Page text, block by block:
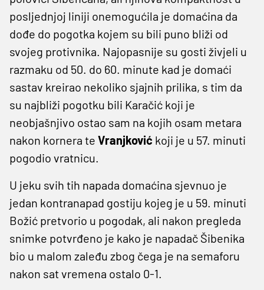
posljednjoj liniji onemogućila je domaćina da
dođe do pogotka kojem su bili puno bliži od
svojeg protivnika. Najopasnije su gosti živjeli u
razmaku od 50. do 60. minute kad je domaći
sastav kreirao nekoliko sjajnih prilika, s tim da
su najbliži pogotku bili Karačić koji je
neobjašnjivo ostao sam na kojih osam metara
nakon kornera te Vranjković koji je u 57. minuti
pogodio vratnicu.
U jeku svih tih napada domaćina sjevnuo je
jedan kontranapad gostiju kojeg je u 59. minuti
Božić pretvorio u pogodak, ali nakon pregleda
snimke potvrđeno je kako je napadač Šibenika
bio u malom zaleđu zbog čega je na semaforu
nakon sat vremena ostalo 0-1.